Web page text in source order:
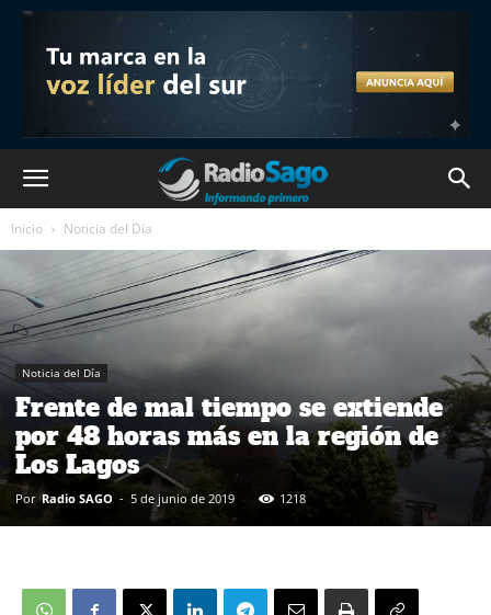
Inicio Noticia del Día
Noticia del Día
Frente de mal tiempo se extiende
por 48 horas más en la región de
Los Lagos
Por Radio SAGO - 5 de junio de 2019 1218